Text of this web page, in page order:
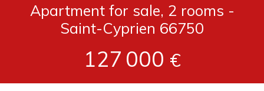
Apartment for sale, 2 rooms -
Saint-Cyprien 66750
127 000 €